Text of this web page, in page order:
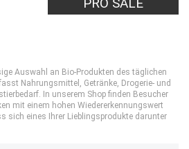
Auswahl an Bio-Produkten des täglichen
Nahrungsmittel, Getränke, Drogerie- und
In unserem Shop finden Besucher
mit einem hohen Wiedererkennungswert
sich eines Ihrer Lieblingsprodukte darunter